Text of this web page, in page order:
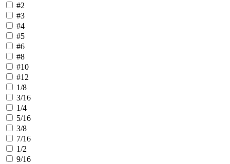
#2
#3
#4
#5
#6
#8
#10
#12
1/8
3/16
1/4
5/16
3/8
7/16
1/2
9/16